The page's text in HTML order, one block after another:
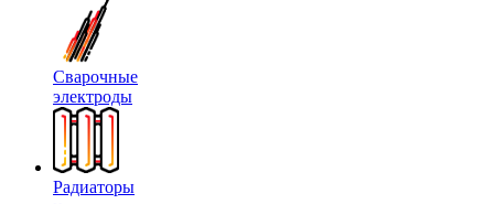
Сварочные
электроды
Радиаторы